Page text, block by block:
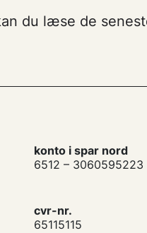
du læse de
konto i spar nord
6512 – 3060595223
cvr-nr.
65115115